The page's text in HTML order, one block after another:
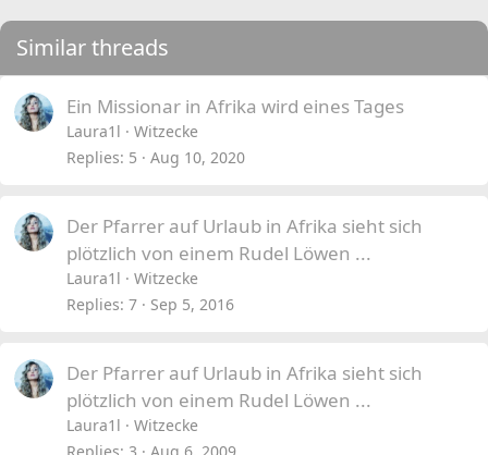
Similar threads
Ein Missionar in Afrika wird eines Tages
Laura1l
Witzecke
Replies 5 Aug 10, 2020
Der Pfarrer auf Urlaub in Afrika sieht sich
plötzlich von einem Rudel Löwen ...
Laura1l
Witzecke
Replies 7 Sep 5, 2016
Der Pfarrer auf Urlaub in Afrika sieht sich
plötzlich von einem Rudel Löwen ...
Laura1l
Witzecke